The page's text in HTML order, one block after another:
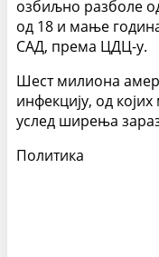
озбиљно разболе
од 18 и мање
САД, према ЦДЦ-у.
Шест милиона
инфекцију, од
услед ширења
Политика